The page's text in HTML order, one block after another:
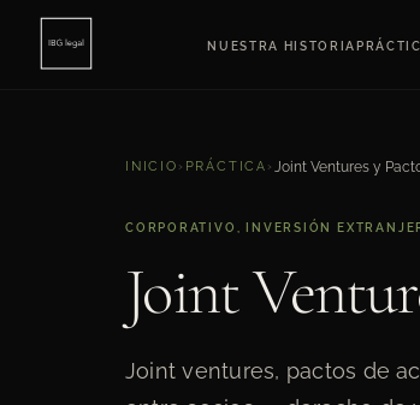
NUESTRA HISTORIA
INICIO › PRÁCTICA › Joint Ventures y
CORPORATIVO, INVERSIÓN
Joint
Joint ventures, pactos de